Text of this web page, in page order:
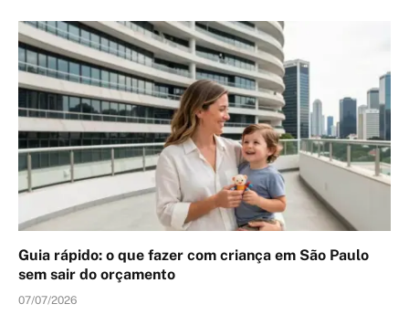
Guia rápido: o que fazer com criança em São Paulo
sem sair do orçamento
07/07/2026